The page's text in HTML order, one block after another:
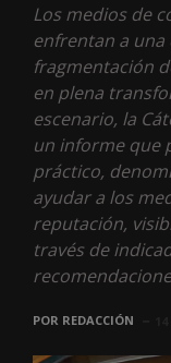
Los medios de
enfrentan a una
fragmentación
en plena
escenario, la
un informe que
práctico,
ayudar a los
reputación,
través de
POR REDACCIÓN